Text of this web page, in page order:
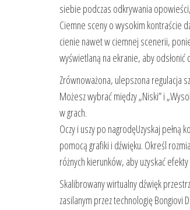
siebie podczas odkrywania
Ciemne sceny o wysokim kontraście
cienie nawet w ciemnej scenerii,
wyświetlaną na ekranie, aby
Zrównoważona, ulepszona regulacja
Możesz wybrać między „Niski” i
w grach.
Oczy i uszy po nagrodęUzyskaj
pomocą grafiki i dźwięku. Określ
różnych kierunków, aby uzyskać
Skalibrowany wirtualny dźwięk
zasilanym przez technologię Bongiovi